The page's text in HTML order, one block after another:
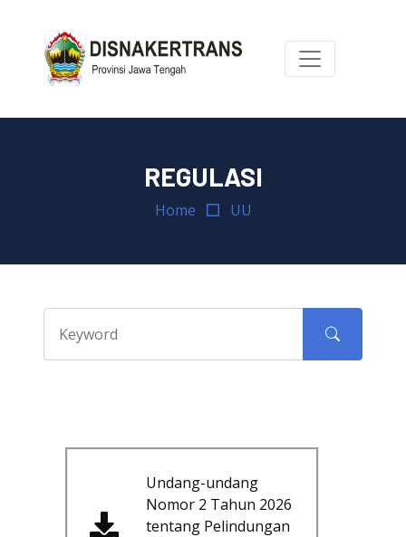
REGULASI
Home UU
Undang-undang
Nomor 2 Tahun 2026
tentang Pelindungan